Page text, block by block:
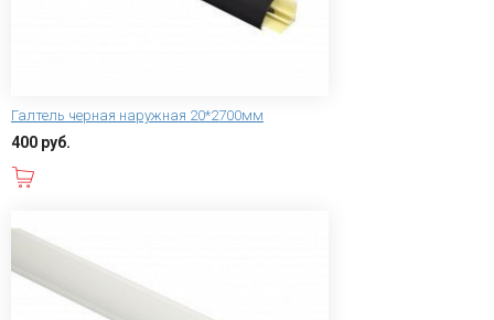
Галтель черная наружная 20*2700мм
400 руб.